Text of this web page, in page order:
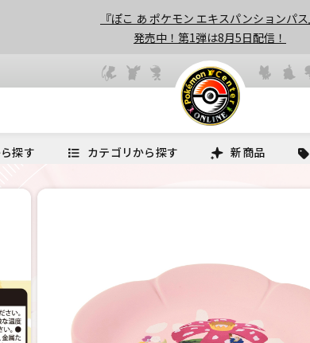
『ぽこ あ ポケモン エキスパンションパス
発売中！第1弾は8月5日配信！
探す カテゴリから探す 新商品